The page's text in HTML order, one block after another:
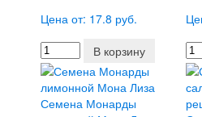
Цена от: 17.8 руб.
В корзину
Семена Монарды